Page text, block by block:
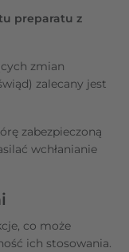
preparatu z
zmian
zalecany jest
zabezpieczoną
wchłanianie
co może
ich stosowania.